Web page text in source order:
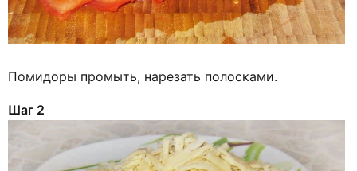
Помидоры промыть, нарезать полосками.
Шаг 2